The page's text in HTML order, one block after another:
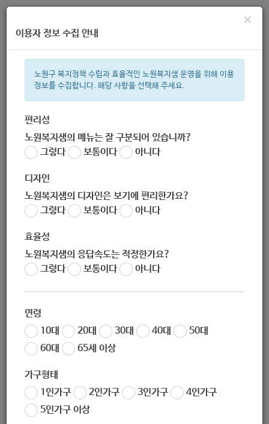
주간 인기검색어
한눈으로 보는 복지 정보
×
이용자 정보 수집 안내
노원구 복지정책 수립과 효율적인 노원복지샘 운영을 위해 이용
정보를 수집합니다. 해당 사항을 선택해 주세요.
편리성
노원복지샘의 메뉴는 잘 구분되어 있습니까?
그렇다
보통이다 아니다
디자인
노원복지샘의 디자인은 보기에 편리한가요?
그렇다
보통이다 아니다
효율성
노원복지샘의 응답속도는 적정한가요?
그렇다
보통이다 아니다
연령
10대
20대 30대 40대
50대
60대
65세 이상
가구형태
1인가구
2인가구 3인가구
4인가구
5인가구 이상
[SM 보치아 : 성인 지체장애인
보치아 프로그램]
지원대상
성인 지체장애인